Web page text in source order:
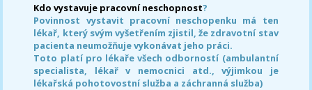
Kdo vystavuje pracovní neschopnost?
Povinnost vystavit pracovní neschopenku má ten
lékař, který svým vyšetřením zjistil, že zdravotní stav
pacienta neumožňuje vykonávat jeho práci.
Toto platí pro lékaře všech odborností (ambulantní
specialista, lékař v nemocnici atd., výjimkou je
lékařská pohotovostní služba a záchranná služba)